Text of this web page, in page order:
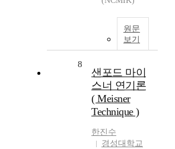
원문
보기
8
샌포드 마이
스너 연기론
( Meisner
Technique )
한진수
경성대학교